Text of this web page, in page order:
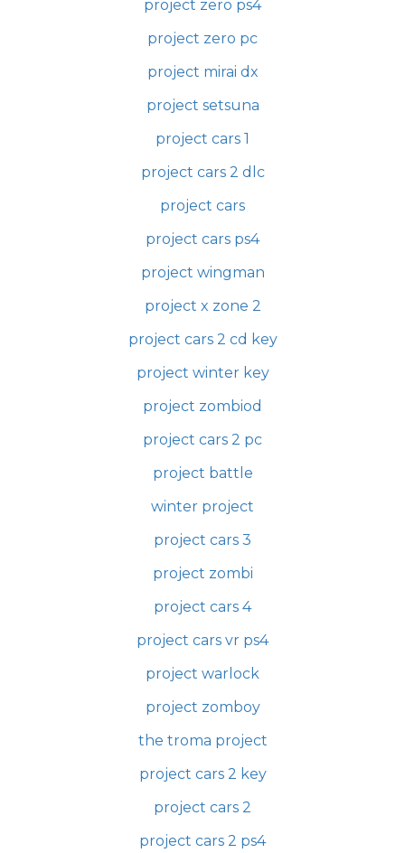
project zero ps4
project zero pc
project mirai dx
project setsuna
project cars 1
project cars 2 dlc
project cars
project cars ps4
project wingman
project x zone 2
project cars 2 cd key
project winter key
project zombiod
project cars 2 pc
project battle
winter project
project cars 3
project zombi
project cars 4
project cars vr ps4
project warlock
project zomboy
the troma project
project cars 2 key
project cars 2
project cars 2 ps4